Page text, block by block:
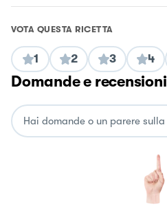
VOTA QUESTA RICETTA
1 2 3 4
Domande e recensioni